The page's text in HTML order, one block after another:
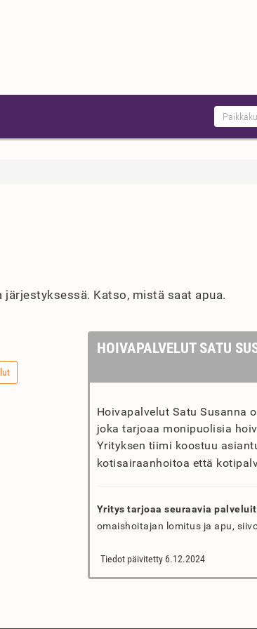
Katso, mistä saat apua.
HOIVAPALVELUT SATU
Hoivapalvelut Satu Susanna
joka tarjoaa monipuolisia
Yrityksen tiimi koostuu
kotisairaanhoitoa että
Yritys tarjoaa seuraavia
omaishoitajan lomitus ja apu,
Tiedot päivitetty 6.12.2024